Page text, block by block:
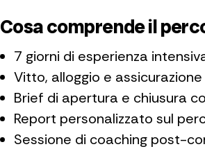
Cosa comprende il
7 giorni di esperienza
Vitto, alloggio e assicurazione
Brief di apertura e chiusura
Report personalizzato sul
Sessione di coaching post-